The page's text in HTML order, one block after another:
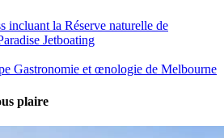
incluant la Réserve naturelle de
Jetboating
Gastronomie et œnologie de Melbourne
plaire